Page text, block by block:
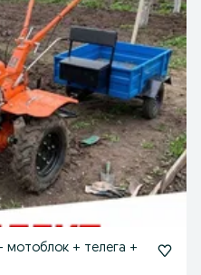
мотоблок + телега +